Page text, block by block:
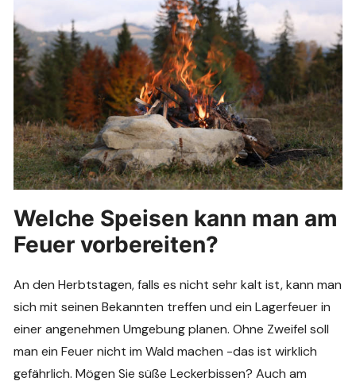
Welche Speisen kann man am
Feuer vorbereiten?
An den Herbtstagen, falls es nicht sehr kalt ist, kann man
sich mit seinen Bekannten treffen und ein Lagerfeuer in
einer angenehmen Umgebung planen. Ohne Zweifel soll
man ein Feuer nicht im Wald machen -das ist wirklich
gefährlich. Mögen Sie süße Leckerbissen? Auch am